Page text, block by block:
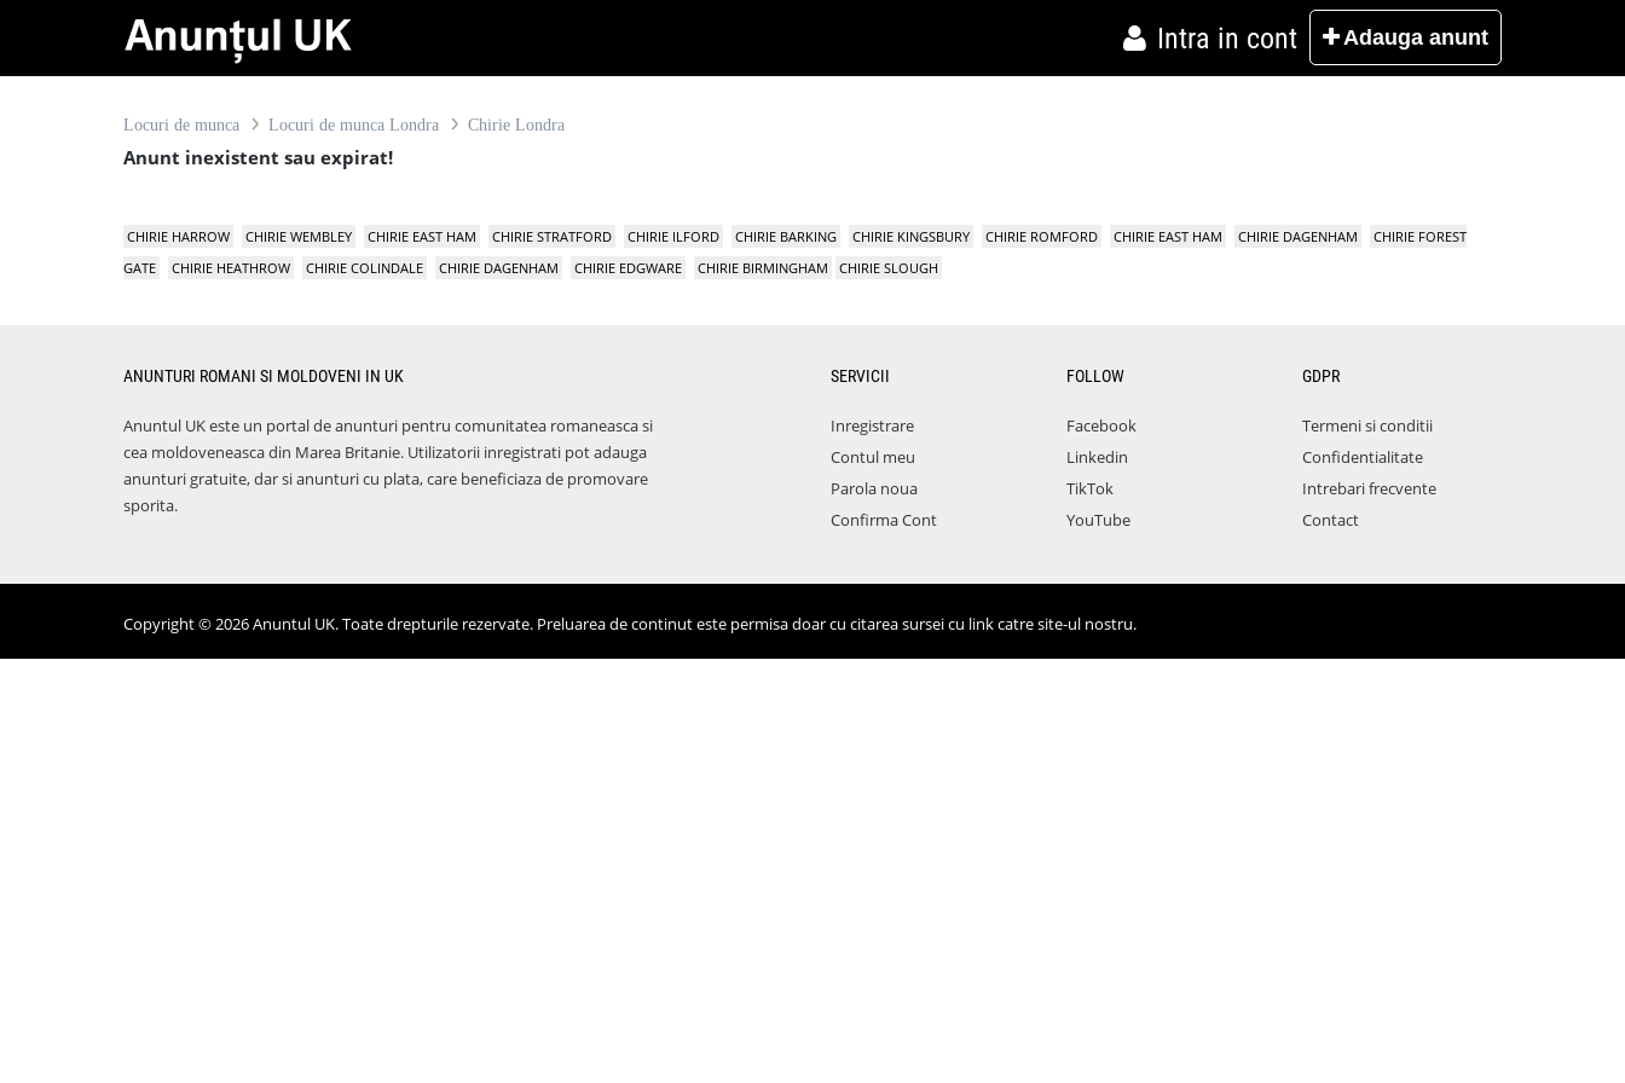
Intra in cont Adauga anunt
Locuri de munca Locuri de munca Londra Chirie Londra
Anunt inexistent sau expirat!
CHIRIE HARROW CHIRIE WEMBLEY CHIRIE EAST HAM CHIRIE STRATFORD CHIRIE ILFORD CHIRIE BARKING CHIRIE KINGSBURY CHIRIE ROMFORD CHIRIE EAST HAM CHIRIE DAGENHAM
CHIRIE FOREST
GATE
CHIRIE HEATHROW CHIRIE COLINDALE CHIRIE DAGENHAM CHIRIE EDGWARE CHIRIE BIRMINGHAM CHIRIE SLOUGH
ANUNTURI ROMANI SI MOLDOVENI IN UK
Anuntul UK este un portal de anunturi pentru comunitatea romaneasca si
cea moldoveneasca din Marea Britanie. Utilizatorii inregistrati pot adauga
anunturi gratuite, dar si anunturi cu plata, care beneficiaza de promovare
sporita.
SERVICII
Inregistrare
Contul meu
Parola noua
Confirma Cont
FOLLOW
Facebook
Linkedin
TikTok
YouTube
GDPR
Termeni si conditii
Confidentialitate
Intrebari frecvente
Contact
Copyright © 2026 Anuntul UK. Toate drepturile rezervate. Preluarea de continut este permisa doar cu citarea sursei cu link catre site-ul nostru.